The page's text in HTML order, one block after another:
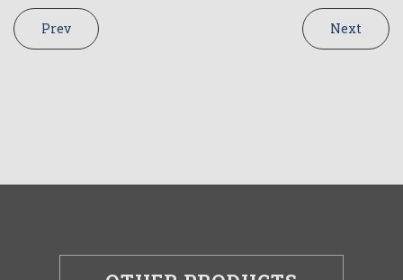
Prev Next